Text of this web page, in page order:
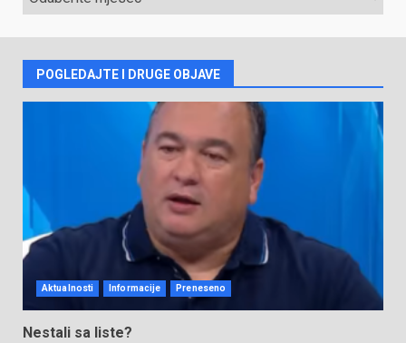
VIJESTI
POGLEDAJTE I DRUGE OBJAVE
Aktualnosti Informacije Preneseno
Nestali sa liste?